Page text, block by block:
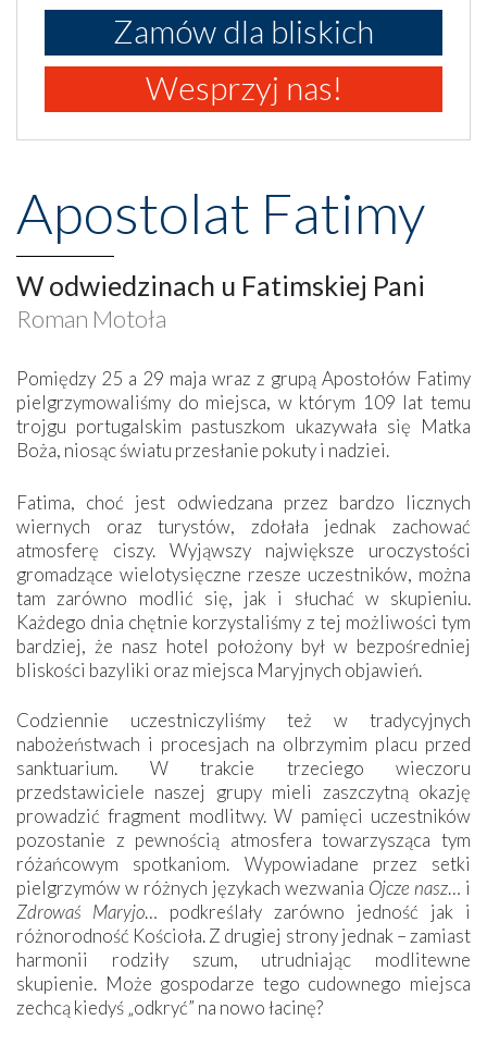
Zamów dla bliskich
Wesprzyj nas!
Apostolat Fatimy
W odwiedzinach u Fatimskiej Pani
Roman Motoła
Pomiędzy 25 a 29 maja wraz z grupą Apostołów Fatimy
pielgrzymowaliśmy do miejsca, w którym 109 lat temu
trojgu portugalskim pastuszkom ukazywała się Matka
Boża, niosąc światu przesłanie pokuty i nadziei.
Fatima, choć jest odwiedzana przez bardzo licznych
wiernych oraz turystów, zdołała jednak zachować
atmosferę ciszy. Wyjąwszy największe uroczystości
gromadzące wielotysięczne rzesze uczestników, można
tam zarówno modlić się, jak i słuchać w skupieniu.
Każdego dnia chętnie korzystaliśmy z tej możliwości tym
bardziej, że nasz hotel położony był w bezpośredniej
bliskości bazyliki oraz miejsca Maryjnych objawień.
Codziennie uczestniczyliśmy też w tradycyjnych
nabożeństwach i procesjach na olbrzymim placu przed
sanktuarium. W trakcie trzeciego wieczoru
przedstawiciele naszej grupy mieli zaszczytną okazję
prowadzić fragment modlitwy. W pamięci uczestników
pozostanie z pewnością atmosfera towarzysząca tym
różańcowym spotkaniom. Wypowiadane przez setki
pielgrzymów w różnych językach wezwania Ojcze nasz… i
Zdrowaś Maryjo… podkreślały zarówno jedność jak i
różnorodność Kościoła. Z drugiej strony jednak – zamiast
harmonii rodziły szum, utrudniając modlitewne
skupienie. Może gospodarze tego cudownego miejsca
zechcą kiedyś „odkryć” na nowo łacinę?